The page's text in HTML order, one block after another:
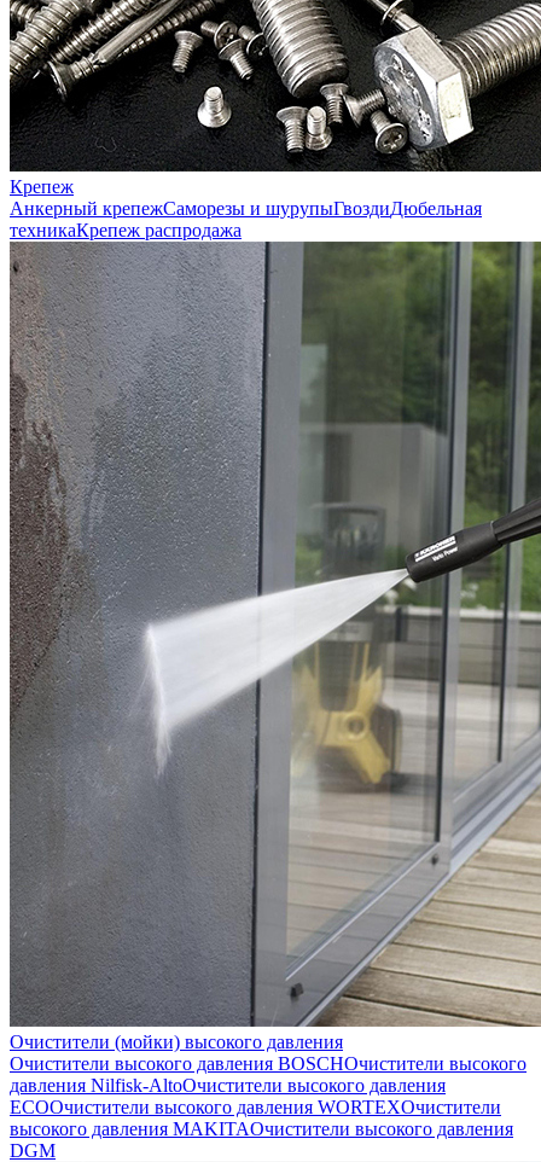
Крепеж
Анкерный крепежСаморезы и шурупыГвоздиДюбельная
техникаКрепеж распродажа
Очистители (мойки) высокого давления
Очистители высокого давления BOSCHОчистители высокого
давления Nilfisk-AltoОчистители высокого давления
ECOОчистители высокого давления WORTEXОчистители
высокого давления MAKITAОчистители высокого давления
DGM